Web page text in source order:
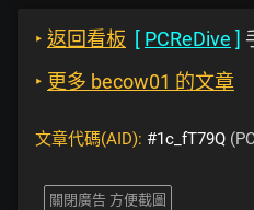
‣ 返回看板 [ PCReDive ]
‣ 更多 becow01 的文章
文章代碼(AID): #1c_fT79Q
關閉廣告 方便截圖